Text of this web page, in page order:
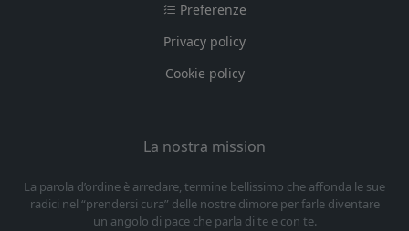
Preferenze
Privacy policy
Cookie policy
La nostra mission
La parola d’ordine è arredare, termine bellissimo che affonda le sue
radici nel “prendersi cura” delle nostre dimore per farle diventare
un angolo di pace che parla di te e con te.